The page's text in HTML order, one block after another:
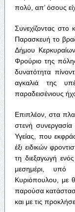
πολύ, απ’ όσους
Συνεχίζοντας στο
Παρασκευή το
Δήμου
Φρούριο της
δυνατότητα
αγκαλιά της
παραδεισένιους
Επιπλέον, στα
στενή
Υγείας, που
έξι ειδικών
τη διεξαγωγή
μεσημέρι, υπό
Κυριόπουλου, με
παρούσα
και με τις